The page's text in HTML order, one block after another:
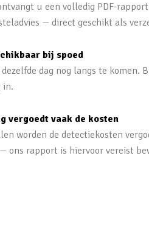
u een volledig PDF-
— direct geschikt als
bij spoed
dag nog langs te komen.
in.
vergoedt vaak de kosten
worden de detectiekosten
ons rapport is hiervoor vereist